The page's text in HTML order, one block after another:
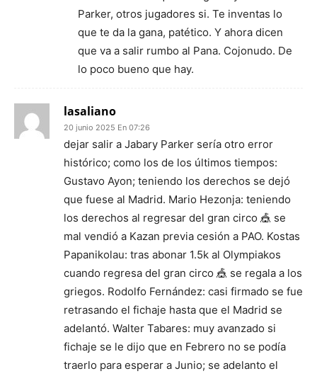
Parker, otros jugadores si. Te inventas lo
que te da la gana, patético. Y ahora dicen
que va a salir rumbo al Pana. Cojonudo. De
lo poco bueno que hay.
lasaliano
20 junio 2025 En 07:26
dejar salir a Jabary Parker sería otro error
histórico; como los de los últimos tiempos:
Gustavo Ayon; teniendo los derechos se dejó
que fuese al Madrid. Mario Hezonja: teniendo
los derechos al regresar del gran circo 🎪 se
mal vendió a Kazan previa cesión a PAO. Kostas
Papanikolau: tras abonar 1.5k al Olympiakos
cuando regresa del gran circo 🎪 se regala a los
griegos. Rodolfo Fernández: casi firmado se fue
retrasando el fichaje hasta que el Madrid se
adelantó. Walter Tabares: muy avanzado si
fichaje se le dijo que en Febrero no se podía
traerlo para esperar a Junio; se adelanto el